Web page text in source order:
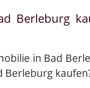
Berleburg
in Bad
Berleburg